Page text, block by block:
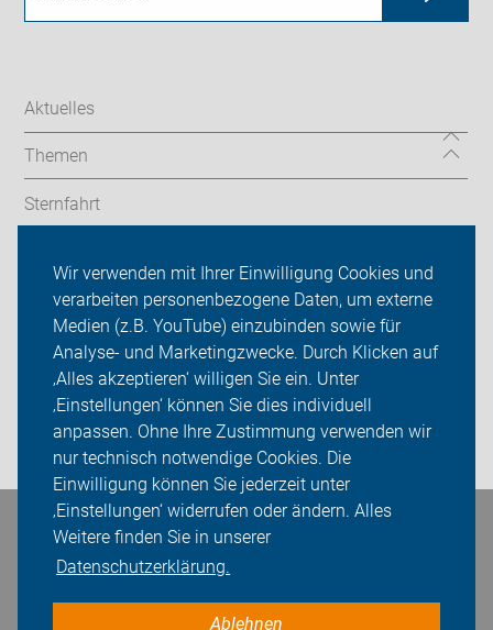
Wir verwenden mit Ihrer Einwilligung Cookies und
verarbeiten personenbezogene Daten, um externe
Medien (z.B. YouTube) einzubinden sowie für
Analyse- und Marketingzwecke. Durch Klicken auf
‚Alles akzeptieren‘ willigen Sie ein. Unter
‚Einstellungen‘ können Sie dies individuell
anpassen. Ohne Ihre Zustimmung verwenden wir
nur technisch notwendige Cookies. Die
Einwilligung können Sie jederzeit unter
‚Einstellungen‘ widerrufen oder ändern. Alles
Weitere finden Sie in unserer
Datenschutzerklärung.
Ablehnen
Aktuelles
Themen
Sternfahrt
ADFC Berlin
Sei dabei
Presse
Login
Bleiben Sie in Kontakt